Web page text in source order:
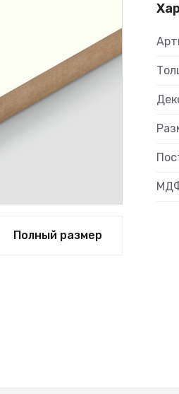
Полный размер